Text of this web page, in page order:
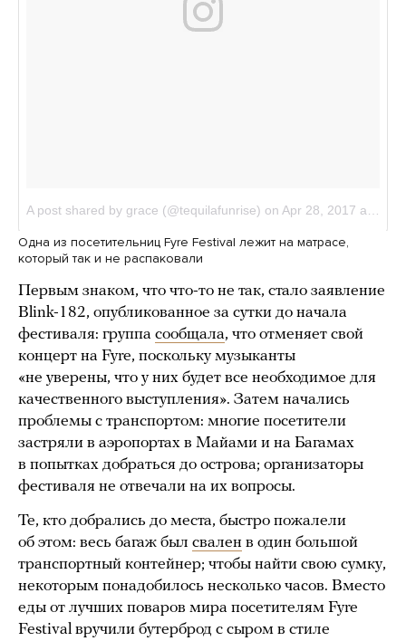
Одна из посетительниц Fyre Festival лежит на матрасе,
который так и не распаковали
Первым знаком, что что-то не так, стало заявление
Blink-182, опубликованное за сутки до начала
фестиваля: группа сообщала, что отменяет свой
концерт на Fyre, поскольку музыканты
«не уверены, что у них будет все необходимое для
качественного выступления». Затем начались
проблемы с транспортом: многие посетители
застряли в аэропортах в Майами и на Багамах
в попытках добраться до острова; организаторы
фестиваля не отвечали на их вопросы.
Те, кто добрались до места, быстро пожалели
об этом: весь багаж был свален в один большой
транспортный контейнер; чтобы найти свою сумку,
некоторым понадобилось несколько часов. Вместо
еды от лучших поваров мира посетителям Fyre
Festival вручили бутерброд с сыром в стиле